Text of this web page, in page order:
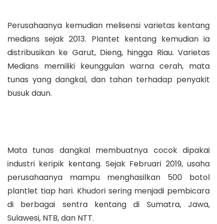
Perusahaanya kemudian melisensi varietas kentang
medians sejak 2013. Plantet kentang kemudian ia
distribusikan ke Garut, Dieng, hingga Riau. Varietas
Medians memiliki keunggulan warna cerah, mata
tunas yang dangkal, dan tahan terhadap penyakit
busuk daun.
Mata tunas dangkal membuatnya cocok dipakai
industri keripik kentang. Sejak Februari 2019, usaha
perusahaanya mampu menghasilkan 500 botol
plantlet tiap hari. Khudori sering menjadi pembicara
di berbagai sentra kentang di Sumatra, Jawa,
Sulawesi, NTB, dan NTT.